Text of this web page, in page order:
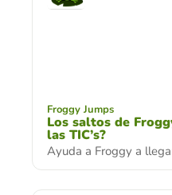
Froggy Jumps
Los saltos de
las TIC’s?
Ayuda a Froggy a